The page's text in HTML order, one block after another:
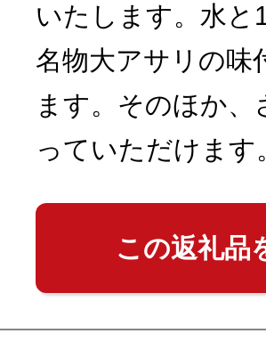
いたします。水と
名物大アサリの味
ます。そのほか
っていただけます
この返礼品